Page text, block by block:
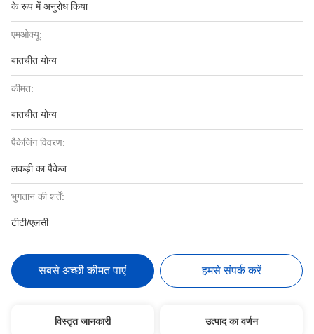
के रूप में अनुरोध किया
एमओक्यू:
बातचीत योग्य
कीमत:
बातचीत योग्य
पैकेजिंग विवरण:
लकड़ी का पैकेज
भुगतान की शर्तें:
टीटी/एलसी
सबसे अच्छी कीमत पाएं हमसे संपर्क करें
विस्तृत जानकारी उत्पाद का वर्णन